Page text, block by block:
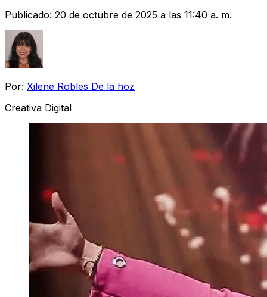
Publicado: 20 de octubre de 2025 a las 11:40 a. m.
Por: Xilene Robles De la hoz
Creativa Digital